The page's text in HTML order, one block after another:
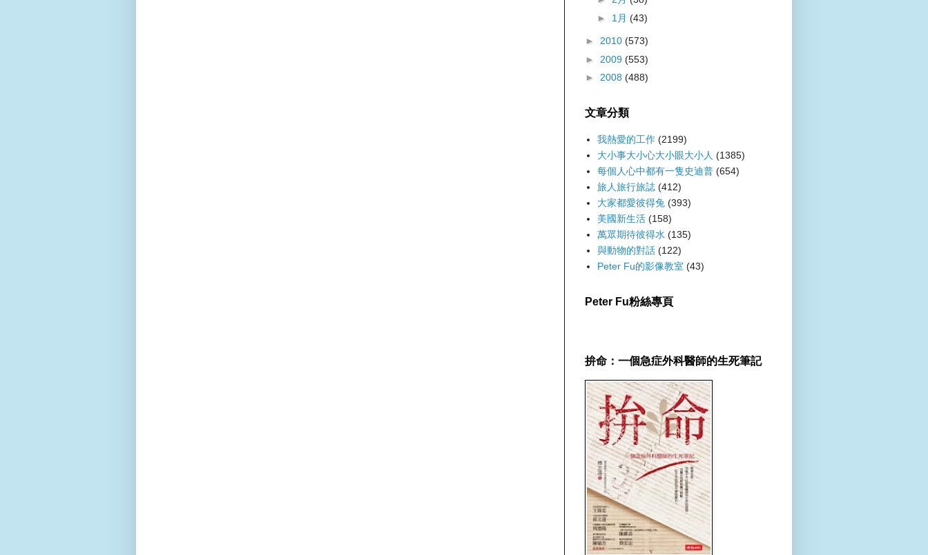
► 1月 (43)
► 2010 (573)
► 2009 (553)
► 2008 (488)
文章分類
我熱愛的工作 (2199)
大小事大小心大小眼大小人 (1385)
每個人心中都有一隻史迪普 (654)
旅人旅行旅誌 (412)
大家都愛彼得兔 (393)
美國新生活 (158)
萬眾期待彼得水 (135)
與動物的對話 (122)
Peter Fu的影像教室 (43)
Peter Fu粉絲專頁
拚命：一個急症外科醫師的生死筆記